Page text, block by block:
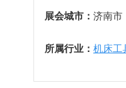
展会城市： 济南市
所属行业： 机床工